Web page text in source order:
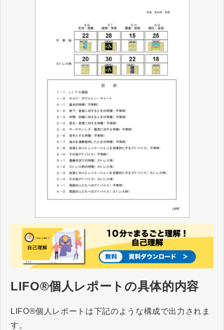
LIFO®個人レポートの具体的内容
LIFO®個人レポートは下記のような構成で出力されま
す。